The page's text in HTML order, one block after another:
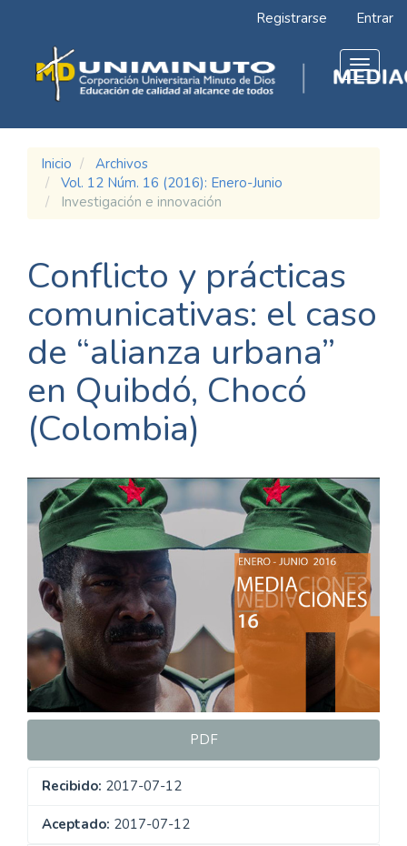
Contenido
principal
Barra
lateral
Registrarse Entrar
Toggle
Inicio
Archivos
Vol. 12 Núm. 16 (2016): Enero-Junio
Investigación e innovación
Conflicto y prácticas
comunicativas: el caso
de “alianza urbana”
en Quibdó, Chocó
(Colombia)
Barra
lateral
del
artículo
PDF
Recibido: 2017-07-12
Aceptado: 2017-07-12